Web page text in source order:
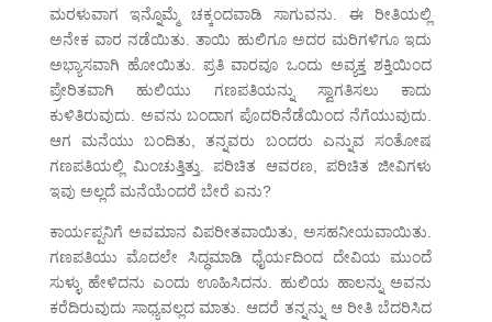
ಮರಳುವಾಗ ಇನ್ನೊಮ್ಮೆ ಚಕ್ಕಂದವಾಡಿ ಸಾಗುವನು. ಈ ರೀತಿಯಲ್ಲಿ
ಅನೇಕ ವಾರ ನಡೆಯಿತು. ತಾಯಿ ಹುಲಿಗೂ ಅದರ ಮರಿಗಳಿಗೂ ಇದು
ಅಭ್ಯಾಸವಾಗಿ ಹೋಯಿತು. ಪ್ರತಿ ವಾರವೂ ಒಂದು ಅವ್ಯಕ್ತ ಶಕ್ತಿಯಿಂದ
ಪ್ರೇರಿತವಾಗಿ ಹುಲಿಯು ಗಣಪತಿಯನ್ನು ಸ್ವಾಗತಿಸಲು ಕಾದು
ಕುಳಿತಿರುವುದು. ಅವನು ಬಂದಾಗ ಪೊದರಿನೆಡೆಯಿಂದ ನೆಗೆಯುವುದು.
ಆಗ ಮನೆಯು ಬಂದಿತು, ತನ್ನವರು ಬಂದರು ಎನ್ನುವ ಸಂತೋಷ
ಗಣಪತಿಯಲ್ಲಿ ಮಿಂಚುತ್ತಿತ್ತು. ಪರಿಚಿತ ಆವರಣ, ಪರಿಚಿತ ಜೀವಿಗಳು
ಇವು ಅಲ್ಲದೆ ಮನೆಯೆಂದರೆ ಬೇರೆ ಏನು?
ಕಾರ್ಯಪ್ಪನಿಗೆ ಅವಮಾನ ವಿಪರೀತವಾಯಿತು, ಅಸಹನೀಯವಾಯಿತು.
ಗಣಪತಿಯು ಮೊದಲೇ ಸಿದ್ಧಮಾಡಿ ಧೈರ್ಯದಿಂದ ದೇವಿಯ ಮುಂದೆ
ಸುಳ್ಳು ಹೇಳಿದನು ಎಂದು ಊಹಿಸಿದನು. ಹುಲಿಯ ಹಾಲನ್ನು ಅವನು
ಕರೆದಿರುವುದು ಸಾಧ್ಯವಲ್ಲದ ಮಾತು. ಆದರೆ ತನ್ನನ್ನು ಆ ರೀತಿ ಬೆದರಿಸಿದ